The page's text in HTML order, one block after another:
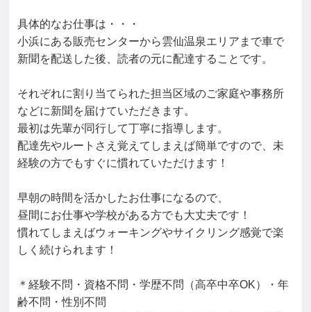
具体的なお仕事は・・・
小浜にある販売センターから雲仙温泉エリアまで車で
新聞を配送した後、読者の元に配達することです。
それぞれに割り当てられた担当区域のご家庭や事務所
などに新聞を届けていただきます。
最初は先輩が同行して丁寧に指導します。
配達先やルートさえ覚えてしまえば簡単ですので、未
経験の方でもすぐに慣れていただけます！
早朝の時間を活かしたお仕事になるので、
昼間にお仕事や学校がある方でも大丈夫です！
慣れてしまえばウォーキングやサイクリング感覚で楽
しく続けられます！
＊経験不問・資格不問・学歴不問（高卒中卒OK）・年
齢不問・性別不問